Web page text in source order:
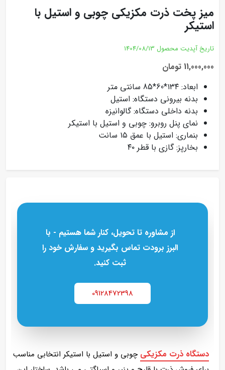
میز پخت ذرت مکزیکی چوبی و استیل با
استیکر
تاریخ آپدیت محصول 1404/08/13
11,000,000 تومان
ابعاد: ۱۳۴*60*85 سانتی متر
بدنه بیرونی دستگاه: استیل
بدنه داخلی دستگاه: گالوانیزه
نمای پنل روبرو: چوبی و استیل با استیکر
بنماری: استیل با عمق ۱۵ سانت
بخارپز: گازی با قطر ۴۰
از مشاوره تا تحویل، کنار شما هستیم - با
البرز برودت تماس بگیرید و سفارش خود را
ثبت کنید.
09128472398
دستگاه ذرت مکزیکی چوبی و استیل با استیکر انتخابی مناسب